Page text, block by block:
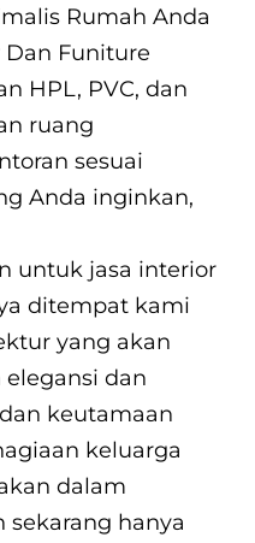
Rumah Anda
Dan Funiture
HPL, PVC, dan
ruang
sesuai
Anda inginkan,
untuk jasa interior
ditempat kami
yang akan
dan
keutamaan
keluarga
dalam
sekarang hanya